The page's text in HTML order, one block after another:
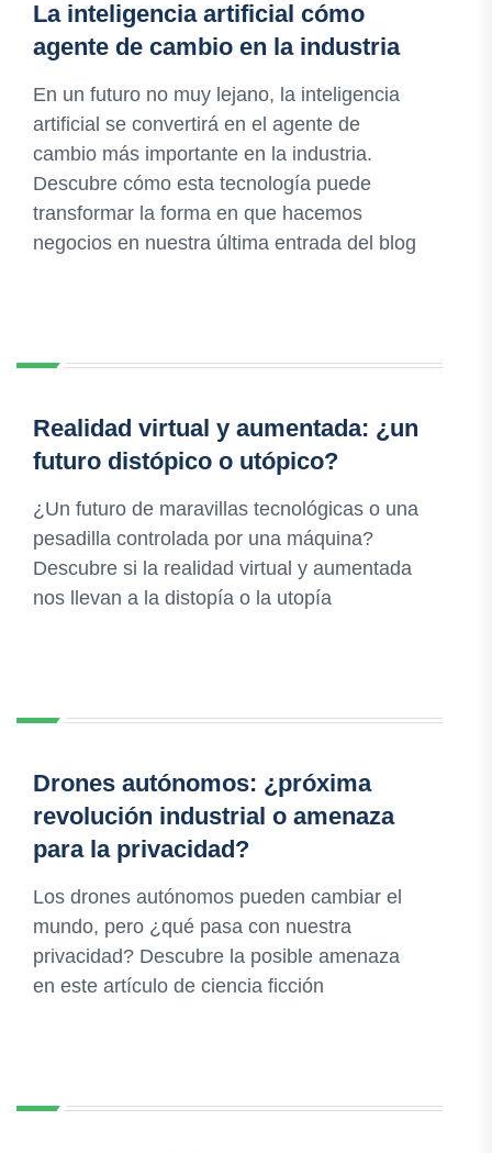
La inteligencia artificial cómo
agente de cambio en la industria
En un futuro no muy lejano, la inteligencia
artificial se convertirá en el agente de
cambio más importante en la industria.
Descubre cómo esta tecnología puede
transformar la forma en que hacemos
negocios en nuestra última entrada del blog
Realidad virtual y aumentada: ¿un
futuro distópico o utópico?
¿Un futuro de maravillas tecnológicas o una
pesadilla controlada por una máquina?
Descubre si la realidad virtual y aumentada
nos llevan a la distopía o la utopía
Drones autónomos: ¿próxima
revolución industrial o amenaza
para la privacidad?
Los drones autónomos pueden cambiar el
mundo, pero ¿qué pasa con nuestra
privacidad? Descubre la posible amenaza
en este artículo de ciencia ficción